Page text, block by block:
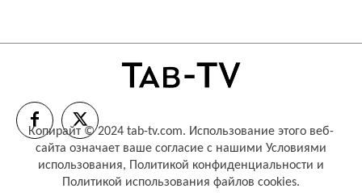
Копирайт © 2024 tab-tv.com. Использование этого веб-
сайта означает ваше согласие с нашими Условиями
использования, Политикой конфиденциальности и
Политикой использования файлов cookies.